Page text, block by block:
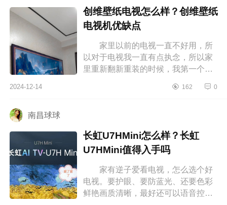
创维壁纸电视怎么样？创维壁纸
电视机优缺点
家里以前的电视一直不好用，所
以对于电视我一直有点执念，所以家
里重新翻新重装的时候，我第一个就
什么的没什么经验，所以为了用起
2024-12-14 162 0
南昌球球
长虹U7HMini怎么样？长虹
U7HMini值得入手吗
家有逆子爱看电视，怎么选个好
电视。要护眼、要防蓝光、还要色彩
鲜艳画质清晰，最好还可以语音控